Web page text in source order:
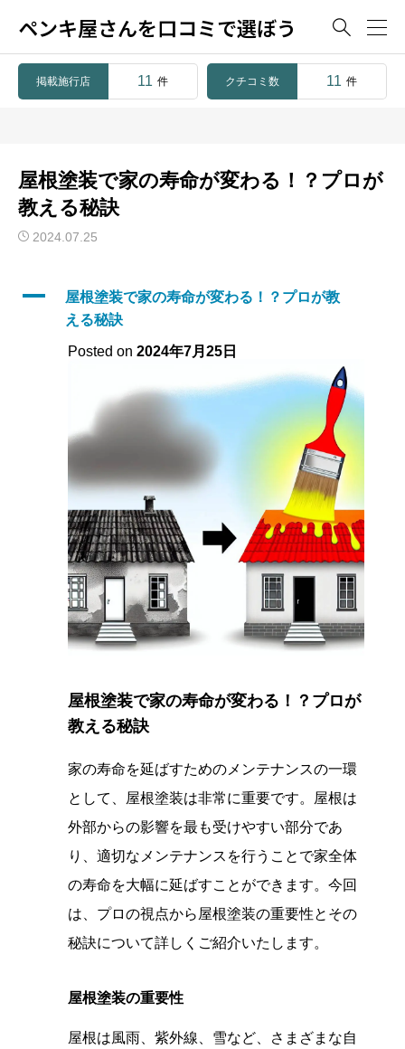
ペンキ屋さんを口コミで選ぼう 
掲載施行店 11 件 クチコミ数 11 件
屋根塗装で家の寿命が変わる！？プロが
教える秘訣
2024.07.25
A
屋根塗装で家の寿命が変わる！？プロが教
える秘訣
Posted on 2024年7月25日
屋根塗装で家の寿命が変わる！？プロが
教える秘訣
家の寿命を延ばすためのメンテナンスの一環
として、屋根塗装は非常に重要です。屋根は
外部からの影響を最も受けやすい部分であ
り、適切なメンテナンスを行うことで家全体
の寿命を大幅に延ばすことができます。今回
は、プロの視点から屋根塗装の重要性とその
秘訣について詳しくご紹介いたします。
屋根塗装の重要性
屋根は風雨、紫外線、雪など、さまざまな自